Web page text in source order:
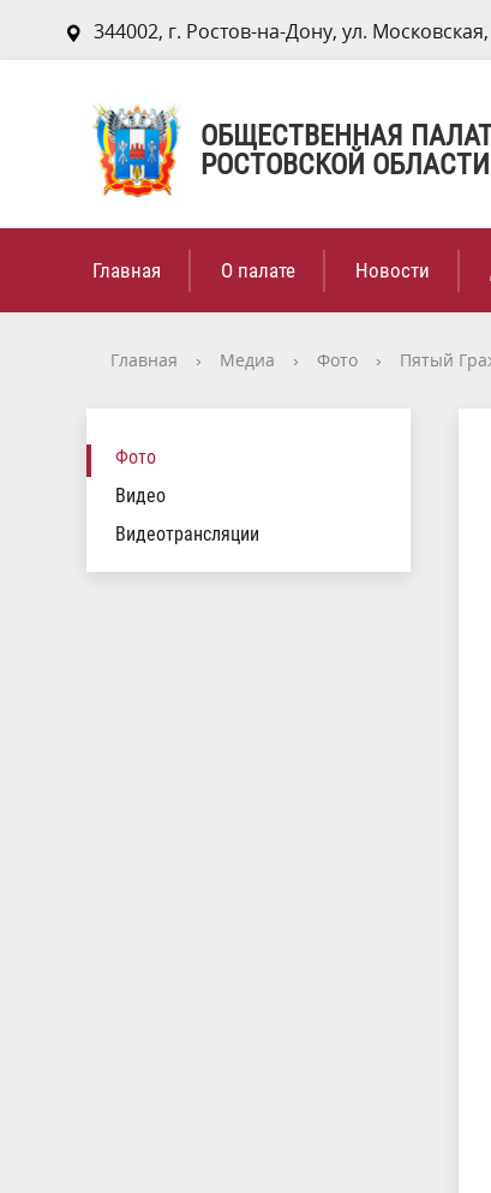
344002, г. Ростов-на-Дону, ул. Московская,
ОБЩЕСТВЕННАЯ
РОСТОВСКОЙ ОБЛАСТИ
Главная О палате Новости
Главная › Медиа › Фото › Пятый
Фото
Видео
Видеотрансляции